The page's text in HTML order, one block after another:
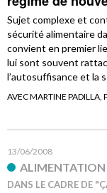
Sujet complexe et
sécurité alimentaire
convient en premier
lui sont souvent
l’autosuffisance et la
AVEC MARTINE PADILLA,
13/06/2008
ALIMENTATION
DANS LE CADRE DE